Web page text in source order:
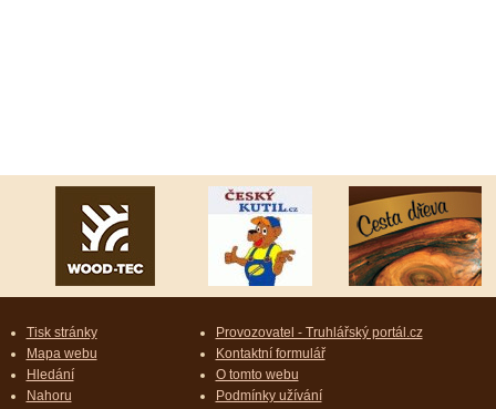
Tisk stránky
Mapa webu
Hledání
Nahoru
Provozovatel - Truhlářský portál.cz
Kontaktní formulář
O tomto webu
Podmínky užívání